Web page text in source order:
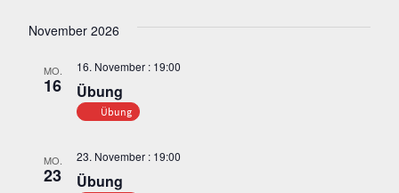
November 2026
MO.
16 Übung
16. November : 19:00
Übung
MO.
23 Übung
23. November : 19:00